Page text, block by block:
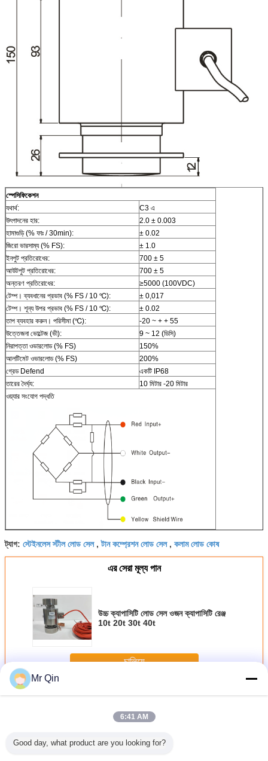
স্পেসিফিকেশন
যথার্থ:
C3 এ
উৎপাদনের হার:
2.0 ± 0.003
হামাগুড়ি (% ফাঃ / 30min):
± 0.02
জিরো ভারসাম্য (% FS):
± 1.0
ইনপুট প্রতিরোধের:
700 ± 5
আউটপুট প্রতিরোধের:
700 ± 5
অন্তরণ প্রতিরোধের:
≥5000 (100VDC)
টেম্প। ব্যবধানের প্রভাব (% FS / 10 ℃):
± 0,017
টেম্প। শূন্য উপর প্রভাব (% FS / 10 ℃):
± 0.02
তাপ ব্যবহার করুন। পরিসীমা (℃):
-20 ~ + + 55
উত্তেজনা ভোল্টেজ (ভী):
9 ~ 12 (ডিসি)
নিরাপত্তা ওভারলোড (% FS)
150%
আলটিমেট ওভারলোড (% FS)
200%
গ্রেড Defend
একটি IP68
তারের দৈর্ঘ্য:
10 মিটার -20 মিটার
ওয়্যার সংযোগ পদ্ধতি
ট্যাগ: স্টেইনলেস স্টীল লোড সেল,টান কম্প্রেশন লোড সেল, কলাম লোড কোষ
এর সেরা মূল্য পান
উচ্চ ক্যাপাসিটি লোড সেল ওজন ক্যাপাসিটি রেঞ্জ
10t 20t 30t 40t
চালিয়ে
অধিককলাম টাইপ লোড সেল
Mr Qin
6:41 AM
Good day, what product are you looking for?